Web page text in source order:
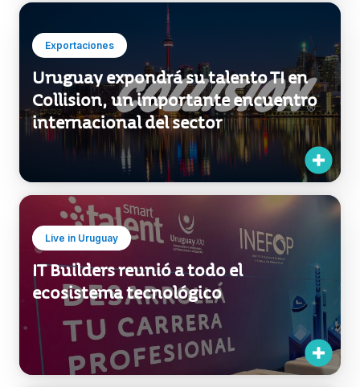
Uruguay expondrá su talento TI en
Collision, un importante encuentro
internacional del sector
Live in Uruguay
IT Builders reunió a todo el
ecosistema tecnológico
Inversiones